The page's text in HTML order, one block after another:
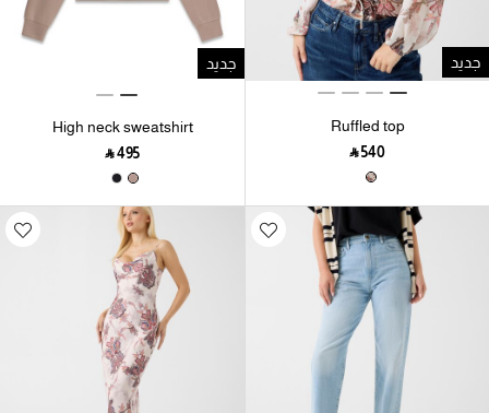
جديد
Ruffled top
‎ ⃁ ⁦540⁩ ‎
جديد
High neck sweatshirt
‎ ⃁ ⁦495⁩ ‎